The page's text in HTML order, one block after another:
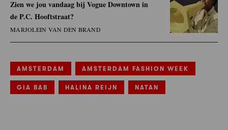
Zien we jou vandaag bij Vogue Downtown in
de P.C. Hooftstraat?
MARJOLEIN VAN DEN BRAND
AMSTERDAM AMSTERDAM FASHION WEEK
GIA BAB HALINA REIJN NATAN